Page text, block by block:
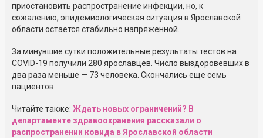
приостановить распространение инфекции, но, к
сожалению, эпидемиологическая ситуация в Ярославской
области остается стабильно напряженной.
За минувшие сутки положительные результаты тестов на
COVID-19 получили 280 ярославцев. Число выздоровевших в
два раза меньше — 73 человека. Скончались еще семь
пациентов.
Читайте также: Ждать новых ограничений? В
департаменте здравоохранения рассказали о
распространении ковида в Ярославской области